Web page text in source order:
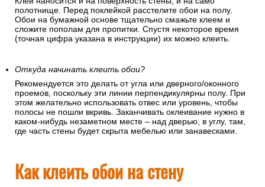
Если вы клеите обои на флизелиновой основе
Наносите клей только на поверхность стены.
Клей наносится и на поверхность стены, и на само
полотнище. Перед поклейкой расстелите обои на полу.
Обои на бумажной основе тщательно смажьте клеем и
сложите пополам для пропитки. Спустя некоторое время
(точная цифра указана в инструкции) их можно клеить.
Откуда начинать клеить обои?
этом желательно использовать отвес или уровень, чтобы
полосы не пошли вкривь. Заканчивать оклеивание нужно в